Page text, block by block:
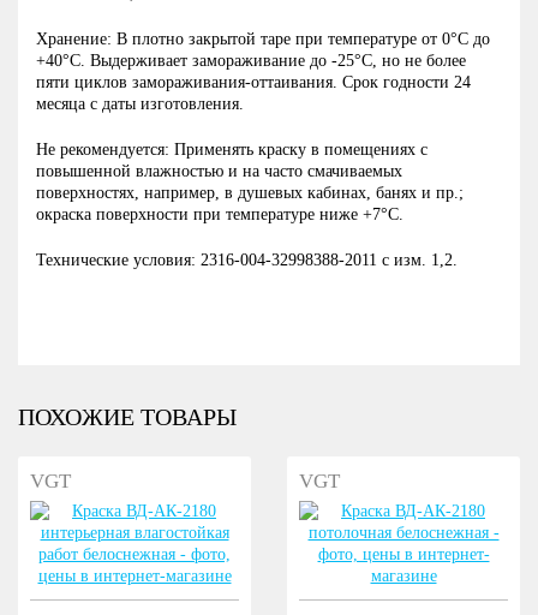
Хранение: В плотно закрытой таре при температуре от 0°С до
+40°С. Выдерживает замораживание до -25°С, но не более
пяти циклов замораживания-оттаивания. Срок годности 24
месяца с даты изготовления.
Не рекомендуется: Применять краску в помещениях с
повышенной влажностью и на часто смачиваемых
поверхностях, например, в душевых кабинах, банях и пр.;
окраска поверхности при температуре ниже +7°С.
Технические условия: 2316-004-32998388-2011 с изм. 1,2.
ПОХОЖИЕ ТОВАРЫ
VGT VGT